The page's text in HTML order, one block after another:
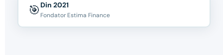
🎯 Din 2021
Fondator Estima Finance